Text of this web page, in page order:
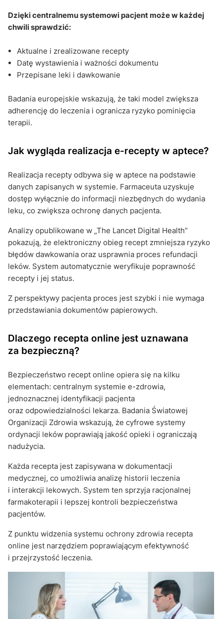
Dzięki centralnemu systemowi pacjent może w każdej
chwili sprawdzić:
Aktualne i zrealizowane recepty
Datę wystawienia i ważności dokumentu
Przepisane leki i dawkowanie
Badania europejskie wskazują, że taki model zwiększa
adherencję do leczenia i ogranicza ryzyko pominięcia
terapii.
Jak wygląda realizacja e-recepty w aptece?
Realizacja recepty odbywa się w aptece na podstawie
danych zapisanych w systemie. Farmaceuta uzyskuje
dostęp wyłącznie do informacji niezbędnych do wydania
leku, co zwiększa ochronę danych pacjenta.
Analizy opublikowane w „The Lancet Digital Health”
pokazują, że elektroniczny obieg recept zmniejsza ryzyko
błędów dawkowania oraz usprawnia proces refundacji
leków. System automatycznie weryfikuje poprawność
recepty i jej status.
Z perspektywy pacjenta proces jest szybki i nie wymaga
przedstawiania dokumentów papierowych.
Dlaczego recepta online jest uznawana
za bezpieczną?
Bezpieczeństwo recept online opiera się na kilku
elementach: centralnym systemie e-zdrowia,
jednoznacznej identyfikacji pacjenta
oraz odpowiedzialności lekarza. Badania Światowej
Organizacji Zdrowia wskazują, że cyfrowe systemy
ordynacji leków poprawiają jakość opieki i ograniczają
nadużycia.
Każda recepta jest zapisywana w dokumentacji
medycznej, co umożliwia analizę historii leczenia
i interakcji lekowych. System ten sprzyja racjonalnej
farmakoterapii i lepszej kontroli bezpieczeństwa
pacjentów.
Z punktu widzenia systemu ochrony zdrowia recepta
online jest narzędziem poprawiającym efektywność
i przejrzystość leczenia.